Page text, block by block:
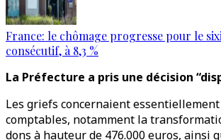
France: le chômage progresse pour le
consécutif, à 8,3 %
La Préfecture a pris une décision
Les griefs concernaient
comptables, notamment la
dons à hauteur de 476.000 euros, ainsi